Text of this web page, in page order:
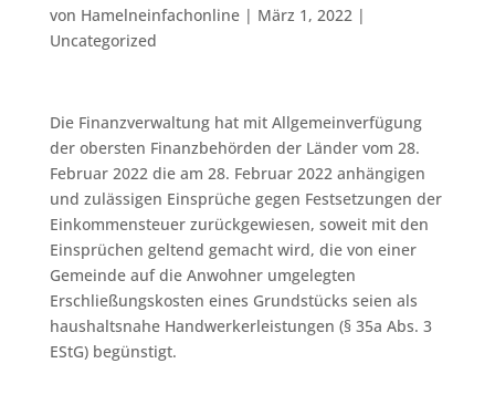
von Hamelneinfachonline| März 1, 2022|
Uncategorized
Die Finanzverwaltung hat mit Allgemeinverfügung
der obersten Finanzbehörden der Länder vom 28.
Februar 2022 die am 28. Februar 2022 anhängigen
und zulässigen Einsprüche gegen Festsetzungen der
Einkommensteuer zurückgewiesen, soweit mit den
Einsprüchen geltend gemacht wird, die von einer
Gemeinde auf die Anwohner umgelegten
Erschließungskosten eines Grundstücks seien als
haushaltsnahe Handwerkerleistungen (§ 35a Abs. 3
EStG) begünstigt.